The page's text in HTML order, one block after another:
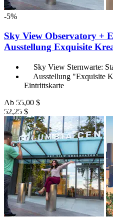
-5%
Sky View Observatory +
Ausstellung Exquisite
Sky View Sternwarte:
Ausstellung "Exquisite
Eintrittskarte
Ab 55,00 $
52,25 $